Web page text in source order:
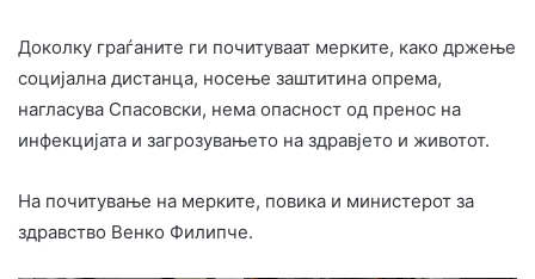
Доколку граѓаните ги почитуваат мерките, како држење
социјална дистанца, носење заштитина опрема,
нагласува Спасовски, нема опасност од пренос на
инфекцијата и загрозувањето на здравјето и животот.
На почитување на мерките, повика и министерот за
здравство Венко Филипче.